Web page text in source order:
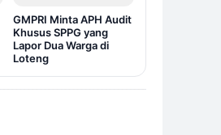
GMPRI Minta APH Audit
Khusus SPPG yang
Lapor Dua Warga di
Loteng